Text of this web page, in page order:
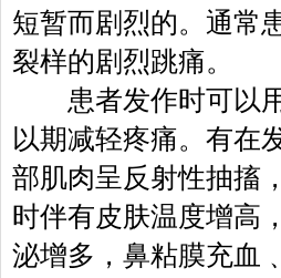
短暂而剧烈的。通常
裂样的剧烈跳痛。
患者发作时可以用
以期减轻疼痛。有在
部肌肉呈反射性抽搐
时伴有皮肤温度增高
泌增多，鼻粘膜充血